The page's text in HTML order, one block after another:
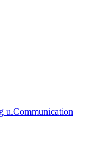
u.Communication